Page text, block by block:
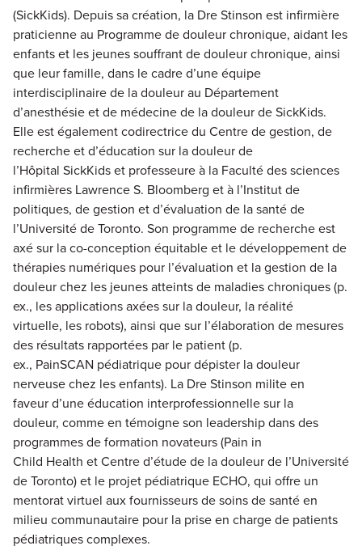
(SickKids). Depuis sa création, la Dre Stinson est infirmière
praticienne au Programme de douleur chronique, aidant les
enfants et les jeunes souffrant de douleur chronique, ainsi
que leur famille, dans le cadre d’une équipe
interdisciplinaire de la douleur au Département
d’anesthésie et de médecine de la douleur de SickKids.
Elle est également codirectrice du Centre de gestion, de
recherche et d’éducation sur la douleur de
l’Hôpital SickKids et professeure à la Facultédes sciences
infirmières Lawrence S. Bloomberg et à l’Institut de
politiques, de gestion et d’évaluation de la santé de
l’Université de Toronto. Son programme de recherche est
axé sur la co-conception équitable et le développement de
thérapies numériques pour l’évaluation et la gestion de la
douleur chez les jeunes atteints de maladies chroniques (p.
ex., les applications axées sur la douleur, la réalité
virtuelle, les robots), ainsi que sur l’élaboration de mesures
des résultats rapportées par le patient (p.
ex., PainSCAN pédiatrique pour dépister la douleur
nerveuse chez les enfants). La Dre Stinson milite en
faveur d’une éducation interprofessionnelle sur la
douleur, comme en témoigne son leadership dans des
programmes de formation novateurs (Pain in
Child Health et Centre d’étude de la douleur de l’Université
de Toronto) et le projet pédiatrique ECHO, qui offre un
mentorat virtuel aux fournisseurs de soins de santé en
milieu communautaire pour la prise en charge de patients
pédiatriques complexes.